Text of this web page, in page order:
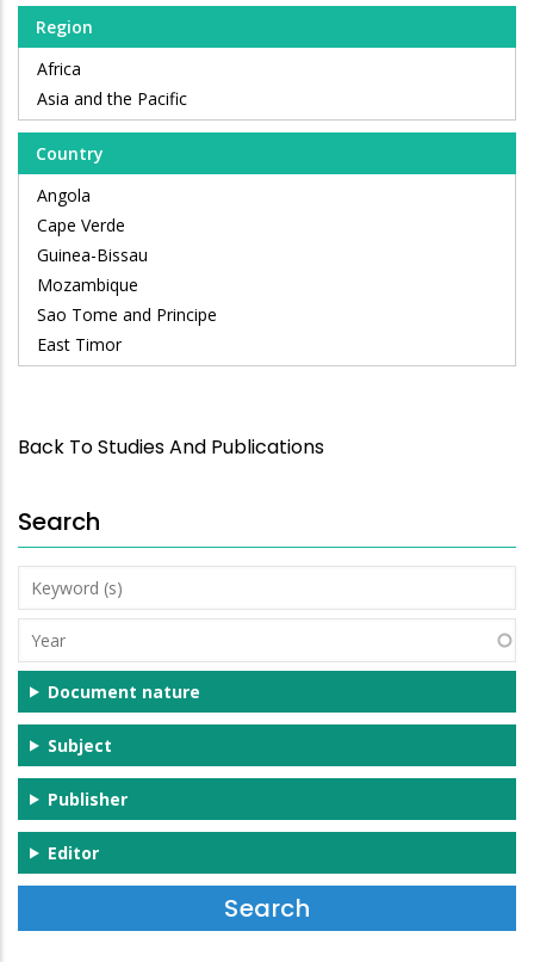
Region
Africa
Asia and the Pacific
Country
Angola
Cape Verde
Guinea-Bissau
Mozambique
Sao Tome and Principe
East Timor
Back To Studies And Publications
Search
Keyword
(s)
Year
Document nature
Subject
Publisher
Editor